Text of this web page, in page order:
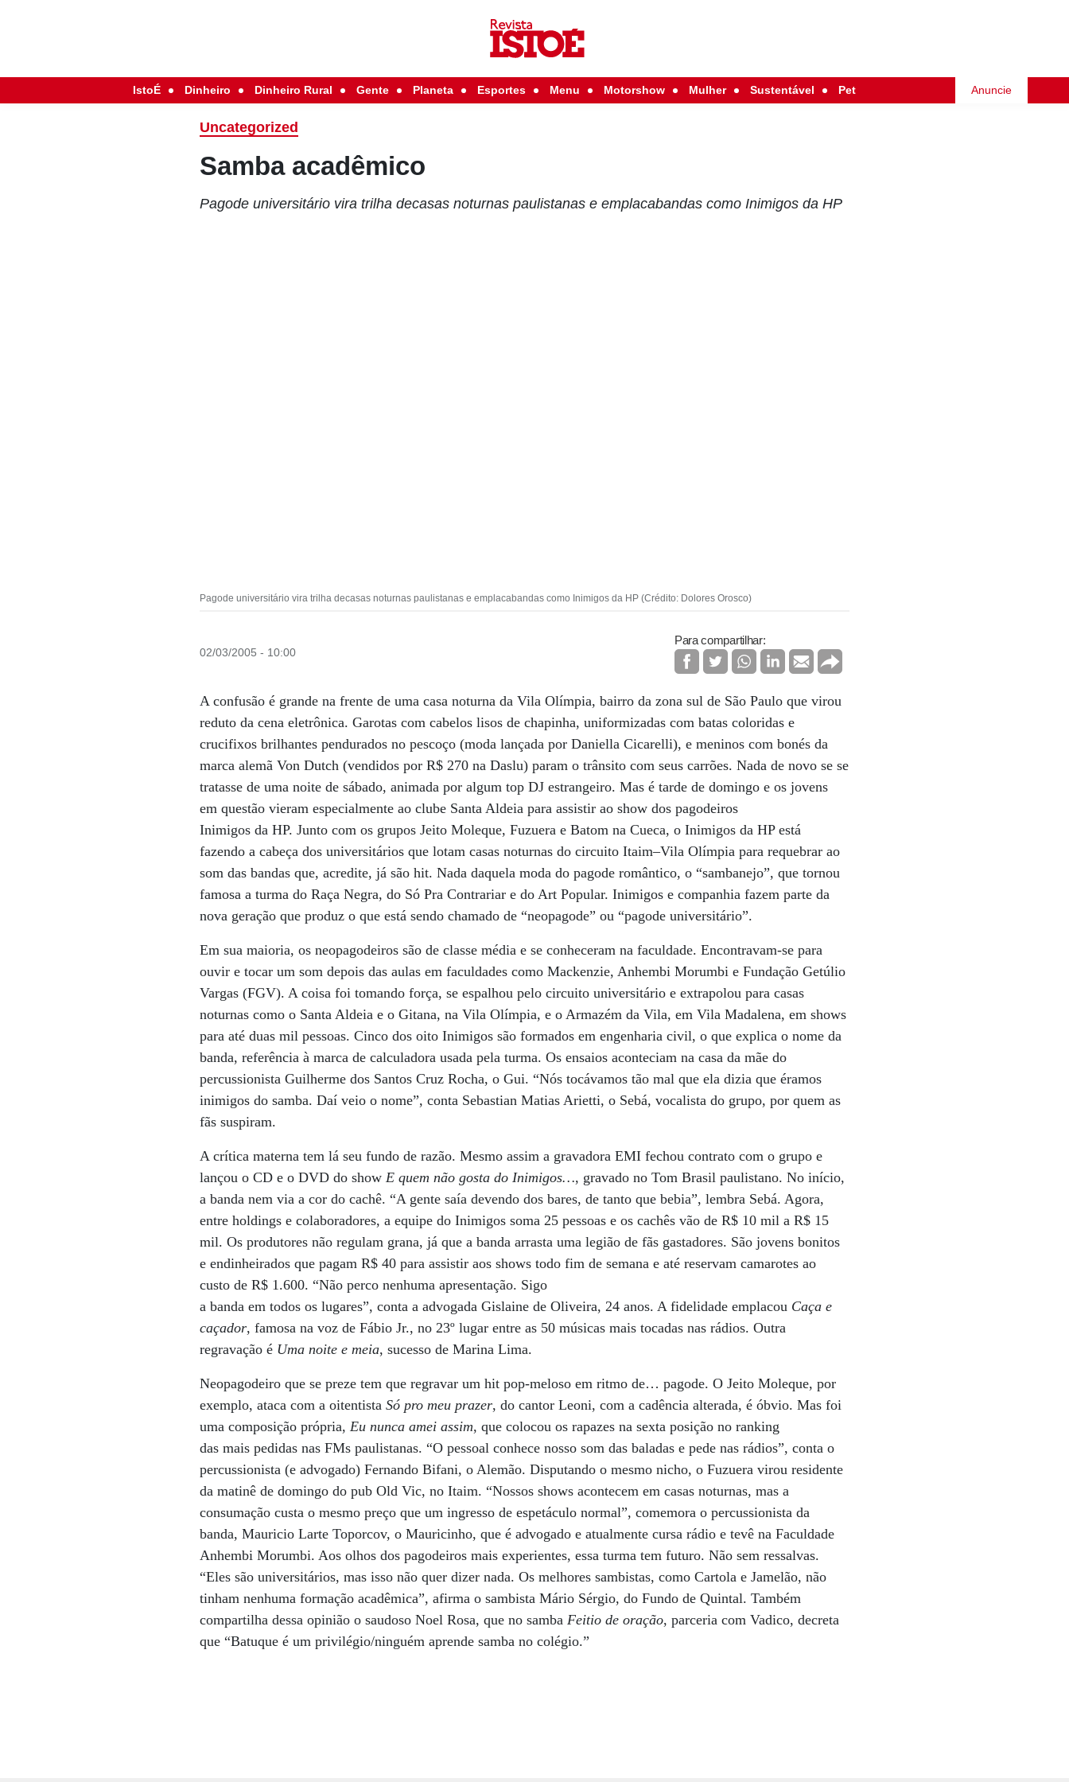
IstoÉ Dinheiro Dinheiro Rural Gente Planeta Esportes Menu Motorshow Mulher Sustentável Pet Anuncie
Uncategorized
Samba acadêmico
Pagode universitário vira trilha decasas noturnas paulistanas e emplacabandas como Inimigos da HP
Pagode universitário vira trilha decasas noturnas paulistanas e emplacabandas como Inimigos da HP (Crédito: Dolores Orosco)
02/03/2005 - 10:00
Para compartilhar:
A confusão é grande na frente de uma casa noturna da Vila Olímpia, bairro da zona sul de São Paulo que virou
reduto da cena eletrônica. Garotas com cabelos lisos de chapinha, uniformizadas com batas coloridas e
crucifixos brilhantes pendurados no pescoço (moda lançada por Daniella Cicarelli), e meninos com bonés da
marca alemã Von Dutch (vendidos por R$ 270 na Daslu) param o trânsito com seus carrões. Nada de novo se se
tratasse de uma noite de sábado, animada por algum top DJ estrangeiro. Mas é tarde de domingo e os jovens
em questão vieram especialmente ao clube Santa Aldeia para assistir ao show dos pagodeiros
Inimigos da HP. Junto com os grupos Jeito Moleque, Fuzuera e Batom na Cueca, o Inimigos da HP está
fazendo a cabeça dos universitários que lotam casas noturnas do circuito Itaim–Vila Olímpia para requebrar ao
som das bandas que, acredite, já são hit. Nada daquela moda do pagode romântico, o “sambanejo”, que tornou
famosa a turma do Raça Negra, do Só Pra Contrariar e do Art Popular. Inimigos e companhia fazem parte da
nova geração que produz o que está sendo chamado de “neopagode” ou “pagode universitário”.
Em sua maioria, os neopagodeiros são de classe média e se conheceram na faculdade. Encontravam-se para
ouvir e tocar um som depois das aulas em faculdades como Mackenzie, Anhembi Morumbi e Fundação Getúlio
Vargas (FGV). A coisa foi tomando força, se espalhou pelo circuito universitário e extrapolou para casas
noturnas como o Santa Aldeia e o Gitana, na Vila Olímpia, e o Armazém da Vila, em Vila Madalena, em shows
para até duas mil pessoas. Cinco dos oito Inimigos são formados em engenharia civil, o que explica o nome da
banda, referência à marca de calculadora usada pela turma. Os ensaios aconteciam na casa da mãe do
percussionista Guilherme dos Santos Cruz Rocha, o Gui. “Nós tocávamos tão mal que ela dizia que éramos
inimigos do samba. Daí veio o nome”, conta Sebastian Matias Arietti, o Sebá, vocalista do grupo, por quem as
fãs suspiram.
A crítica materna tem lá seu fundo de razão. Mesmo assim a gravadora EMI fechou contrato com o grupo e
lançou o CD e o DVD do showE quem não gosta do Inimigos…, gravado no Tom Brasil paulistano. No início,
a banda nem via a cor do cachê. “A gente saía devendo dos bares, de tanto que bebia”, lembra Sebá. Agora,
entre holdings e colaboradores, a equipe do Inimigos soma 25 pessoas e os cachês vão de R$ 10 mil a R$ 15
mil. Os produtores não regulam grana, já que a banda arrasta uma legião de fãs gastadores. São jovens bonitos
e endinheirados que pagam R$ 40 para assistir aos shows todo fim de semana e até reservam camarotes ao
custo de R$ 1.600. “Não perco nenhuma apresentação. Sigo
a banda em todos os lugares”, conta a advogada Gislaine de Oliveira, 24 anos. A fidelidade emplacou Caça e
caçador, famosa na voz de Fábio Jr., no 23º lugar entre as 50 músicas mais tocadas nas rádios. Outra
regravação é Uma noite e meia, sucesso de Marina Lima.
Neopagodeiro que se preze tem que regravar um hit pop-meloso em ritmo de… pagode. O Jeito Moleque, por
exemplo, ataca com a oitentista Só pro meu prazer, do cantor Leoni, com a cadência alterada, é óbvio. Mas foi
uma composição própria,Eu nunca amei assim, que colocou os rapazes na sexta posição no ranking
das mais pedidas nas FMs paulistanas. “O pessoal conhece nosso som das baladas e pede nas rádios”, conta o
percussionista (e advogado) Fernando Bifani, o Alemão. Disputando o mesmo nicho, o Fuzuera virou residente
da matinê de domingo do pub Old Vic, no Itaim. “Nossos shows acontecem em casas noturnas, mas a
consumação custa o mesmo preço que um ingresso de espetáculo normal”, comemora o percussionista da
banda, Mauricio Larte Toporcov, o Mauricinho, que é advogado e atualmente cursa rádio e tevê na Faculdade
Anhembi Morumbi. Aos olhos dos pagodeiros mais experientes, essa turma tem futuro. Não sem ressalvas.
“Eles são universitários, mas isso não quer dizer nada. Os melhores sambistas, como Cartola e Jamelão, não
tinham nenhuma formação acadêmica”, afirma o sambista Mário Sérgio, do Fundo de Quintal. Também
compartilha dessa opinião o saudoso Noel Rosa, que no sambaFeitio de oração, parceria com Vadico, decreta
que “Batuque é um privilégio/ninguém aprende samba no colégio.”